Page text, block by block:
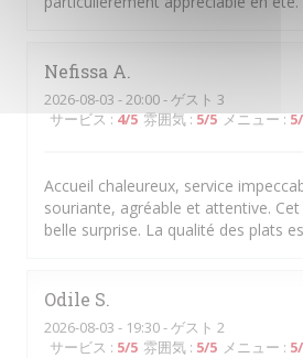
Nefissa A
2026-08-03 - 20:00 - ゲスト 3
サービス:4/5 雰囲気:5/5 メニュー:5
Accueil chaleureux, service
souriante, agréable et attentive.
belle surprise. La qualité des plats
Odile S
2026-08-03 - 19:30 - ゲスト 2
サービス : 5/5 雰囲気 : 5/5 メニュー : 5